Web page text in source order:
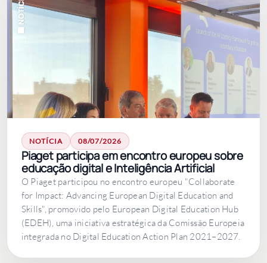
NOTÍCIA 08/07/2026
Piaget participa em encontro europeu sobre
educação digital e Inteligência Artificial
O Piaget participou no encontro europeu "Collaborate
for Impact: Advancing European Digital Education and
Skills", promovido pelo European Digital Education Hub
(EDEH), uma iniciativa estratégica da Comissão Europeia
integrada no Digital Education Action Plan 2021–2027.